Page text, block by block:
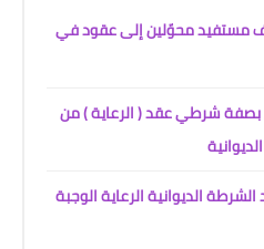
العمل مباشرة 12 ألف مستفيد محوّلين إلى عقود في
بصفة شرطي عقد ( الرعاية ) من
الديوانية الرعاية الوجبة